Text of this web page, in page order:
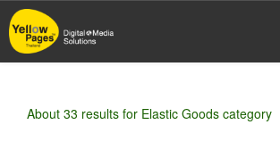
Skip
to
main
About 33 results for Elastic Goods category